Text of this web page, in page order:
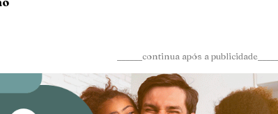
______continua após a